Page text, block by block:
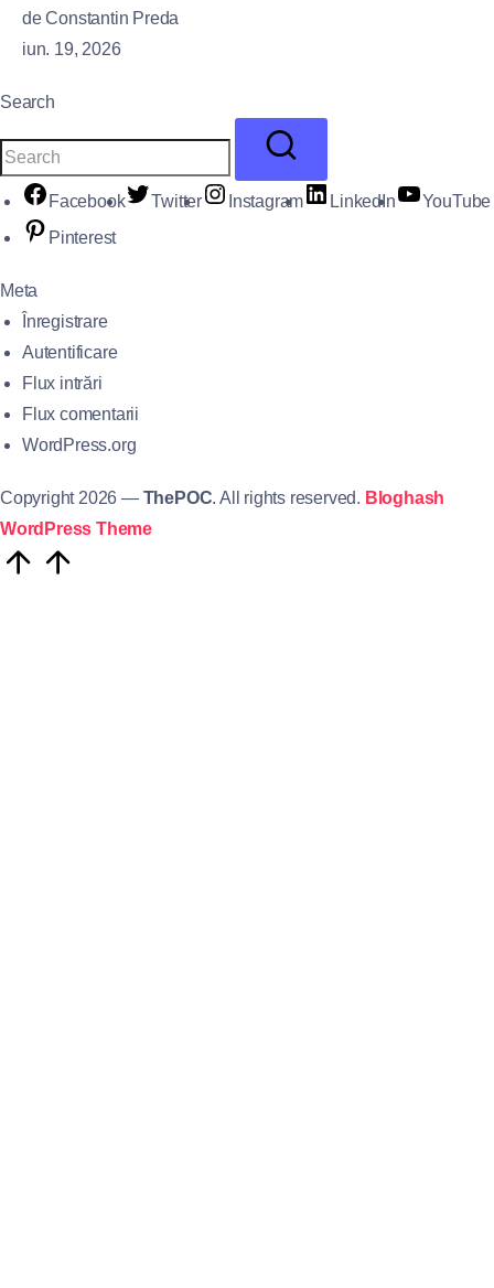
de Constantin Preda
iun. 19, 2026
Search
Facebook Twitter Instagram LinkedIn
YouTube
Pinterest
Meta
Înregistrare
Autentificare
Flux intrări
Flux comentarii
WordPress.org
Copyright 2026 — ThePOC. All rights reserved. Bloghash
WordPress Theme